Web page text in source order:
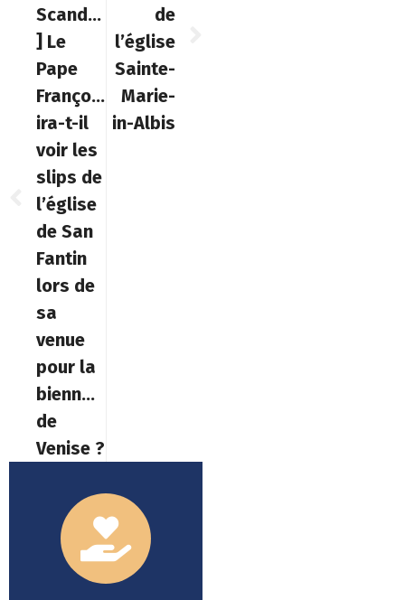
Scandale
] Le
Pape
François
ira-t-il
voir les
slips de
l’église
de San
Fantin
lors de
sa
venue
pour la
biennale
de
Venise ?
de
l’église
Sainte-
Marie-
in-Albis